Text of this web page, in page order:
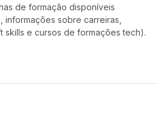
de formação disponíveis
informações sobre carreiras,
skills e cursos de formações tech).